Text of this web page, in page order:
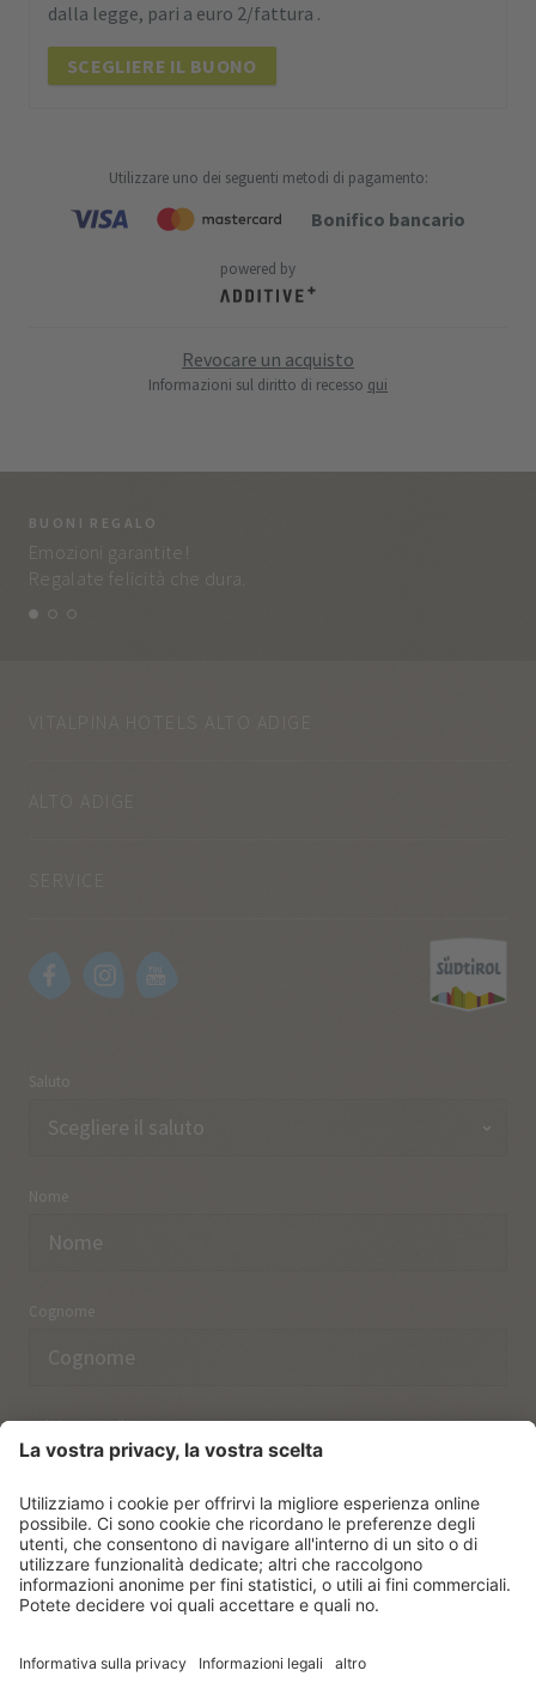
dalla legge, pari a euro 2/fattura .
SCEGLIERE IL BUONO
Utilizzare uno dei seguenti metodi di pagamento:
Bonifico bancario
powered by
Revocare un acquisto
Informazioni sul diritto di recesso qui
BUONI REGALO
Emozioni garantite!
Regalate felicità che dura.
VITALPINA HOTELS ALTO ADIGE
ALTO ADIGE
Saluto
Nome
Cognome
Indirizzo email
Ho preso nota delle norme sulla protezione dei dati.